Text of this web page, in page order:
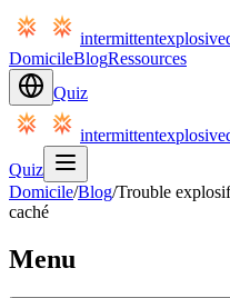
DomicileBlogRessources
Quiz
Quiz
Domicile/Blog/Trouble
caché
Menu